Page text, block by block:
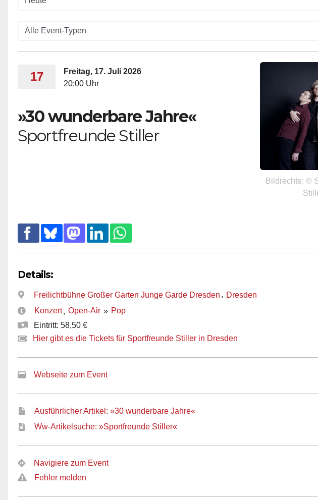
17
Freitag, 17. Juli 2026
20:00 Uhr
»30 wunderbare Jahre«
Sportfreunde Stiller
Bildrechte: ©
Details:
Freilichtbühne Großer Garten Junge Garde Dresden , Dresden
Konzert, Open-Air » Pop
Eintritt: 58,50 €
Hier gibt es die Tickets für Sportfreunde Stiller in Dresden
Webseite zum Event
Ausführlicher Artikel: »30 wunderbare Jahre«
Ww-Artikelsuche: »Sportfreunde Stiller«
Navigiere zum Event
Fehler melden